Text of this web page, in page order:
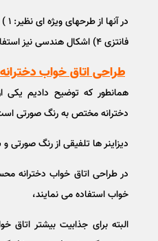
فانتزی ۴) اشکال هندسی نیز استفاده شده است.
طراحی اتاق خواب
همانطور که توضیح دادیم یکی
دخترانه مختص به رنگ صورتی
دیزاینر ها تلفیقی از رنگ
در طراحی اتاق خواب دخترانه
خواب استفاده می نمایند،
البته برای جذابیت بیشتر اتاق